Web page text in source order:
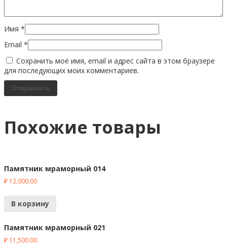
Имя *
Email *
Сохранить моё имя, email и адрес сайта в этом браузере
для последующих моих комментариев.
Похожие товары
Памятник мраморный 014
₽ 12,000.00
В корзину
Памятник мраморный 021
₽ 11,500.00